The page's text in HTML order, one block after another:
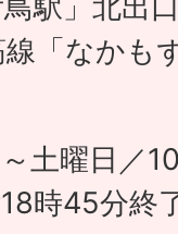
線「なか
土曜日／
18時45分終